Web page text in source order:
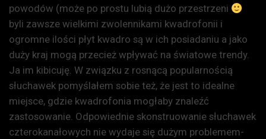
powodów (może po prostu lubią dużo przestrzeni
byli zawsze wielkimi zwolennikami kwadrofonii i
ogromne ilości płyt kwadro są w ich posiadaniu a jako
duży kraj mogą przecież wpływać na światowe trendy.
Ja im kibicuję. W związku z rosnącą popularnością
słuchawek pomyślałem sobie też, że jest to idealne
miejsce, gdzie kwadrofonia mogłaby znaleźć
zastosowanie. Odpowiednie skonstruowanie słuchawek
czterokanałowych nie wydaje się dużym problemem-